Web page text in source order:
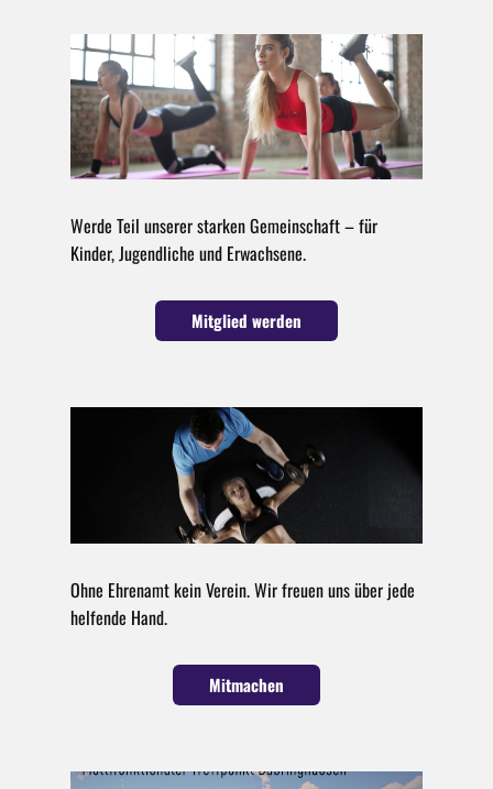
Werde Teil unserer starken Gemeinschaft – für
Kinder, Jugendliche und Erwachsene.
Mitglied werden
Ohne Ehrenamt kein Verein. Wir freuen uns über jede
helfende Hand.
Mitmachen